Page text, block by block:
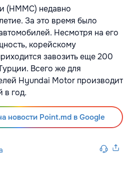
(HMMC) недавно
За это время было
Несмотря на его
корейскому
завозить еще 200
Всего же для
Hyundai Motor производит
в год.
новости Point.md в Google